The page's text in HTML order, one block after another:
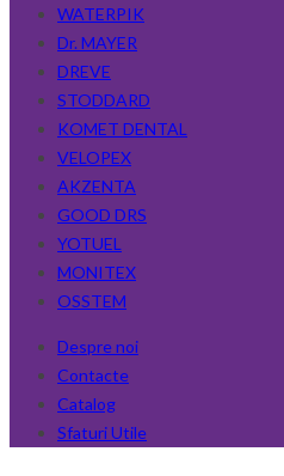
WATERPIK
Dr. MAYER
DREVE
STODDARD
KOMET DENTAL
VELOPEX
AKZENTA
GOOD DRS
YOTUEL
MONITEX
OSSTEM
Despre noi
Contacte
Catalog
Sfaturi Utile